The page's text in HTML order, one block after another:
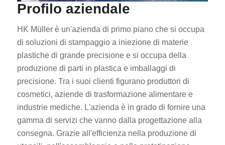
Profilo aziendale
HK Müller è un'azienda di primo piano che si occupa
di soluzioni di stampaggio a iniezione di materie
plastiche di grande precisione e si occupa della
produzione di parti in plastica e imballaggi di
precisione. Tra i suoi clienti figurano produttori di
cosmetici, aziende di trasformazione alimentare e
industrie mediche. L'azienda è in grado di fornire una
gamma di servizi che vanno dalla progettazione alla
consegna. Grazie all'efficienza nella produzione di